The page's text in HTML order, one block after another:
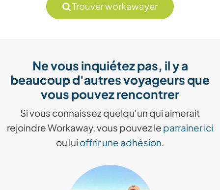
Trouver workawayer
Ne vous inquiétez pas, il y a
beaucoup d'autres voyageurs que
vous pouvez rencontrer
Si vous connaissez quelqu'un qui aimerait
rejoindre Workaway, vous pouvez le parrainer ici
ou lui offrir une adhésion